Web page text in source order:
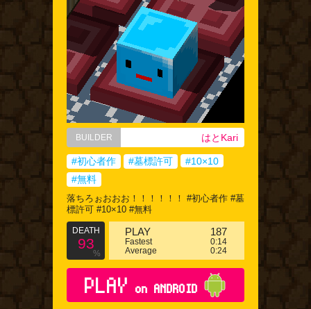
BUILDER はとKari
#初心者作 #墓標許可
#10×10
#無料
落ちろぉおおお！！！！！！ #初心者作 #墓
標許可 #10×10 #無料
DEATH
93
%
PLAY 187
Fastest
0:14
Average
0:24
PLAY on ANDROID